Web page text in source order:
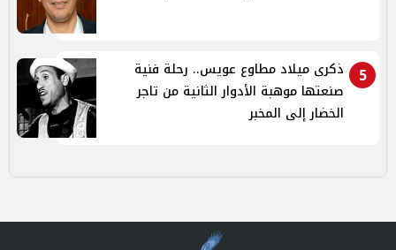
5
ذكرى ميلاد مطاوع عويس.. رحلة فنية
صنعتها موهبة الأدوار الثانية من تاجر
الخضار إلى المخبر